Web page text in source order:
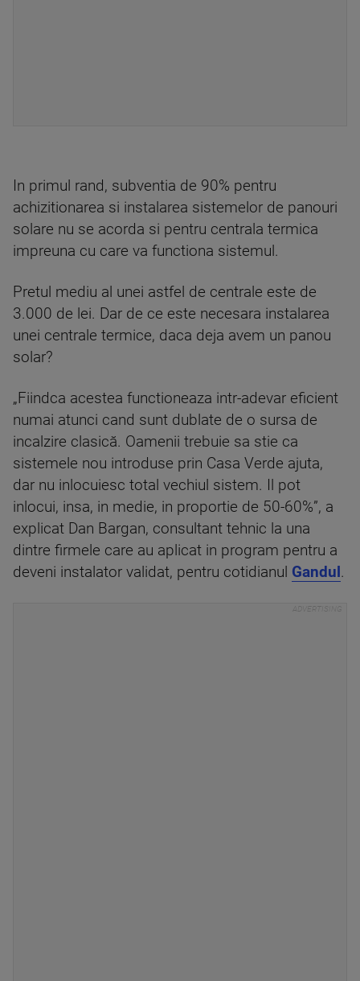
In primul rand, subventia de 90% pentru
achizitionarea si instalarea sistemelor de panouri
solare nu se acorda si pentru centrala termica
impreuna cu care va functiona sistemul.
Pretul mediu al unei astfel de centrale este de
3.000 de lei. Dar de ce este necesara instalarea
unei centrale termice, daca deja avem un panou
solar?
„Fiindca acestea functioneaza intr-adevar eficient
numai atunci cand sunt dublate de o sursa de
incalzire clasică. Oamenii trebuie sa stie ca
sistemele nou introduse prin Casa Verde ajuta,
dar nu inlocuiesc total vechiul sistem. Il pot
inlocui, insa, in medie, in proportie de 50-60%”, a
explicat Dan Bargan, consultant tehnic la una
dintre firmele care au aplicat in program pentru a
deveni instalator validat, pentru cotidianul Gandul .